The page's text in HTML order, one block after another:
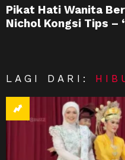
Pikat Hati Wanita
Nichol Kongsi Tips –
LAGI DARI: